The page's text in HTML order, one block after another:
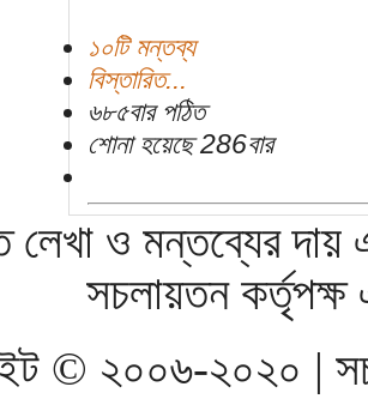
১০টি মন্তব্য
বিস্তারিত...
৬৮৫বার পঠিত
শোনা হয়েছে 286বার
লেখা ও মন্তব্যের দায়
সচলায়তন
© ২০০৬-২০২০ |